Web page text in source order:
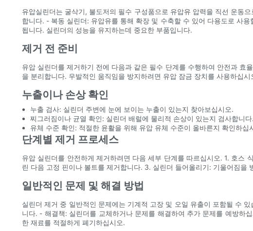
유압실린더는 굴삭기, 불도저의 필수 구성품으로 유압유 압력을 직선 운동
합니다. - 복동 실린더: 유압유를 통해 확장 및 수축할 수 있어 다용도로 사
됩니다. 실린더의 성능을 유지하는데 중요한 부품입니다.
제거 전 준비
유압 실린더를 제거하기 전에 다음과 같은 필수 단계를 수행하여 안전과
을 분리합니다. 우발적인 움직임을 방지하려면 유압 잠금 장치를 사용하십시
누출이나 손상 확인
누출 검사: 실린더 주변에 눈에 보이는 누출이 있는지 찾아보십시오.
찌그러짐이나 균열 확인: 실린더 배럴에 물리적 손상이 있는지 검사합니다.
유체 수준 확인: 적절한 윤활을 위해 유압 유체 수준이 올바른지 확인하십
단계별 제거 프로세스
유압 실린더를 안전하게 제거하려면 다음 세부 단계를 따르십시오. 1. 호스
린 다음 고정 핀이나 볼트를 제거합니다. 3. 실린더 들어올리기: 기울어짐
일반적인 문제 및 해결 방법
실린더 제거 중 일반적인 문제에는 기계적 고장 및 오일 유출이 포함될 수
니다. - 해결책: 실린더를 교체하거나 문제를 해결하여 추가 문제를 예방
한 재료를 적절하게 폐기하십시오.